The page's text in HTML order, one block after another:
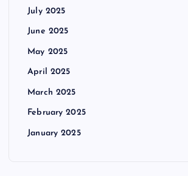
July 2025
June 2025
May 2025
April 2025
March 2025
February 2025
January 2025